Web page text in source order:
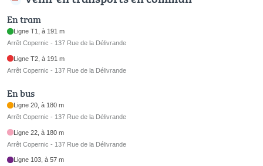
En tram
Ligne T1, à 191 m
Arrêt Copernic - 137 Rue de la Délivrande
Ligne T2, à 191 m
Arrêt Copernic - 137 Rue de la Délivrande
En bus
Ligne 20, à 180 m
Arrêt Copernic - 137 Rue de la Délivrande
Ligne 22, à 180 m
Arrêt Copernic - 137 Rue de la Délivrande
Ligne 103, à 57 m